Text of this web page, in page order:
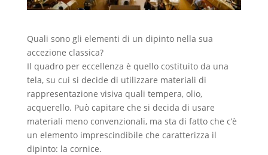
Quali sono gli elementi di un dipinto nella sua
accezione classica?
Il quadro per eccellenza è quello costituito da una
tela, su cui si decide di utilizzare materiali di
rappresentazione visiva quali tempera, olio,
acquerello. Può capitare che si decida di usare
materiali meno convenzionali, ma sta di fatto che c’è
un elemento imprescindibile che caratterizza il
dipinto: la cornice.